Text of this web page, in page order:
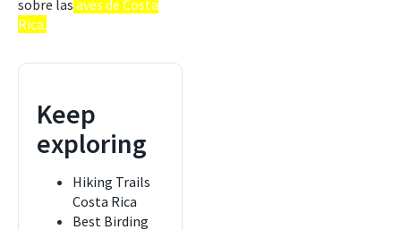
sobre las aves de Costa
Rica.
Keep
exploring
Hiking Trails
Costa Rica
Best Birding